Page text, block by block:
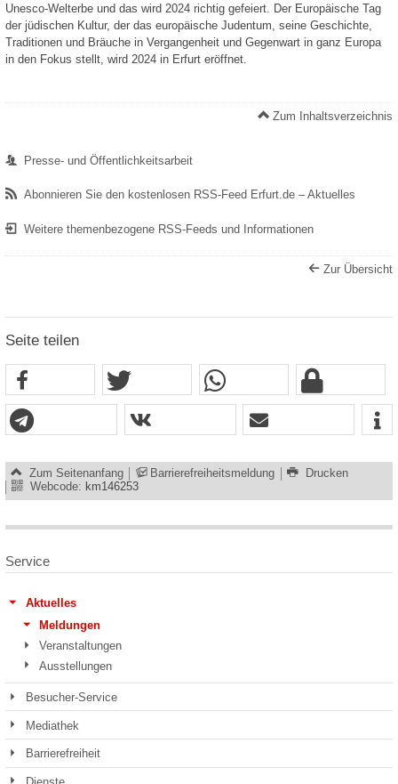
Unesco-Welterbe und das wird 2024 richtig gefeiert. Der Europäische Tag
der jüdischen Kultur, der das europäische Judentum, seine Geschichte,
Traditionen und Bräuche in Vergangenheit und Gegenwart in ganz Europa
in den Fokus stellt, wird 2024 in Erfurt eröffnet.
Zum Inhaltsverzeichnis
Presse- und Öffentlichkeitsarbeit
Abonnieren Sie den kostenlosen RSS-Feed Erfurt.de – Aktuelles
Weitere themenbezogene RSS-Feeds und Informationen
Zur Übersicht
Seite teilen
Zum Seitenanfang Barrierefreiheitsmeldung
Drucken
Webcode: km146253
Service
Aktuelles
Meldungen
Veranstaltungen
Ausstellungen
Besucher-Service
Mediathek
Barrierefreiheit